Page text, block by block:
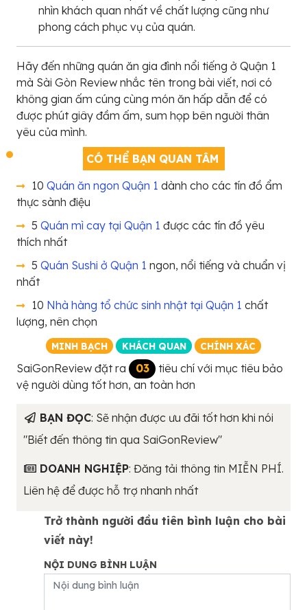
nhìn khách quan nhất về chất lượng cũng như
phong cách phục vụ của quán.
Hãy đến những quán ăn gia đình nổi tiếng ở Quận 1
mà Sài Gòn Review nhắc tên trong bài viết, nơi có
không gian ấm cúng cùng món ăn hấp dẫn để có
được phút giây đầm ấm, sum họp bên người thân
yêu của mình.
CÓ THỂ BẠN QUAN TÂM
10 Quán ăn ngon Quận 1 dành cho các tín đồ ẩm
thực sành điệu
5 Quán mì cay tại Quận 1 được các tín đồ yêu
thích nhất
5 Quán Sushi ở Quận 1 ngon, nổi tiếng và chuẩn vị
nhất
10 Nhà hàng tổ chức sinh nhật tại Quận 1 chất
lượng, nên chọn
MINH BẠCH KHÁCH QUAN CHÍNH XÁC
SaiGonReview đặt ra 03
tiêu chí với mục tiêu bảo
vệ người dùng tốt hơn, an toàn hơn
BẠN ĐỌC: Sẽ nhận được ưu đãi tốt hơn khi nói
"Biết đến thông tin qua SaiGonReview"
DOANH NGHIỆP: Đăng tải thông tin MIỄN PHÍ.
Liên hệ để được hỗ trợ nhanh nhất
Trở thành người đầu tiên bình luận cho bài
viết này!
NỘI DUNG BÌNH LUẬN